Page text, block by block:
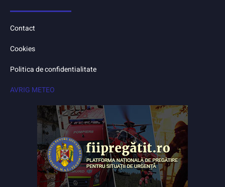
Contact
Cookies
Politica de confidentialitate
AVRIG METEO